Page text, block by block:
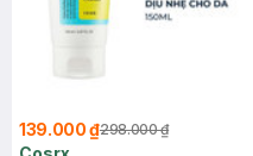
139.000 ₫298.000 ₫